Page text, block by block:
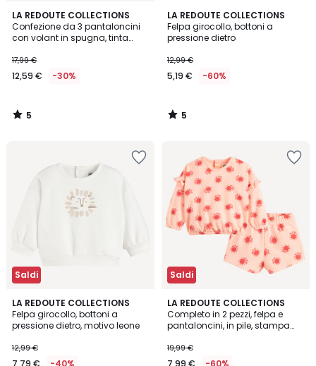
LA REDOUTE COLLECTIONS
Confezione da 3 pantaloncini
con volant in spugna, tinta
17,99 €
12,59 € -30%
5
/
5
5
/
LA REDOUTE COLLECTIONS
Felpa girocollo, bottoni a
pressione dietro
12,99 €
5,19 € -60%
5
/
5
5
/
Saldi
LA REDOUTE COLLECTIONS
Felpa girocollo, bottoni a
pressione dietro, motivo leone
12,99 €
7,79 € -40%
5
/
5
Saldi
LA REDOUTE COLLECTIONS
Completo in 2 pezzi, felpa e
pantaloncini, in pile, stampa
19,99 €
7,99 € -60%
5
/
5